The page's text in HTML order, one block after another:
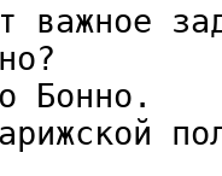
важное
Бонно.